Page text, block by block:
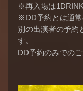
※再入場は
※DD予約とは通常
別の出演者の予約
す。
DD予約のみでの